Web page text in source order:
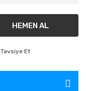
HEMEN AL
Tavsiye Et